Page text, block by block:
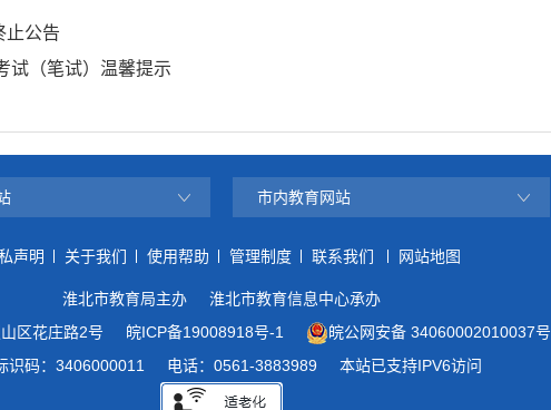
止公告
试（笔试）温馨提示
市内教育网站
声明 关于我们 使用帮助 管理制度 联系我们 网站地图
淮北市教育局主办
淮北市教育信息中心承办
区花庄路2号
皖ICP备19008918号-1
皖公网安备 34060002010037号
识码：3406000011
电话：0561-3883989 本站已支持IPV6访问